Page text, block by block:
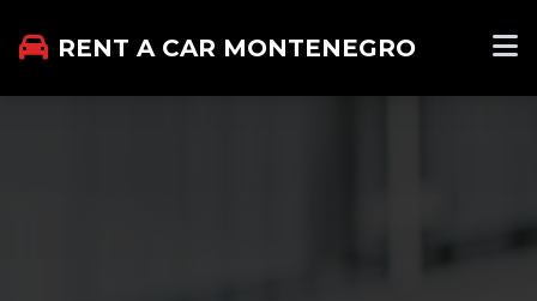
RENT A CAR MONTENEGRO